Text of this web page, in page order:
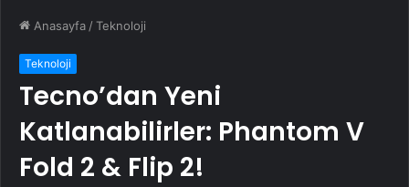
Anasayfa /Teknoloji
Teknoloji
Tecno’dan Yeni
Katlanabilirler: Phantom V
Fold 2 & Flip 2!